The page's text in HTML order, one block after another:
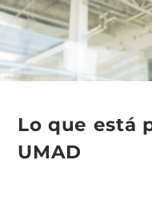
Lo que está
UMAD